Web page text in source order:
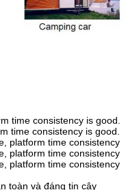
time consistency is good.
time consistency is good.
platform time consistency
platform time consistency
platform time consistency
toàn và đáng tin cậy